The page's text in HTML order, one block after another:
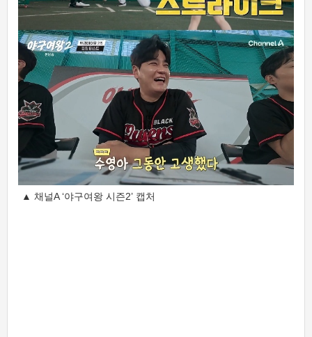
▲ 채널A ‘야구여왕 시즌2’ 캡처